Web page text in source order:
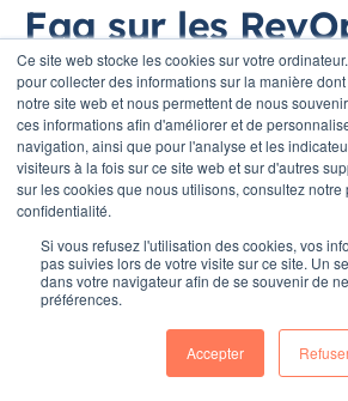
Ce site web stocke les cookies sur votre
pour collecter des informations sur la manière
notre site web et nous permettent de nous
ces informations afin d'améliorer et de
navigation, ainsi que pour l'analyse et les
visiteurs à la fois sur ce site web et sur d'autres
sur les cookies que nous utilisons, consultez notre
confidentialité.
Si vous refusez l'utilisation des cookies, vos
pas suivies lors de votre visite sur ce site. Un
dans votre navigateur afin de se souvenir de
préférences.
Accepter
Faq sur les
Qu'est-ce que le
exactement ?
Le RevOps (Revenue
méthodologie stratégique
départements Marketing,
Client pour optimiser la